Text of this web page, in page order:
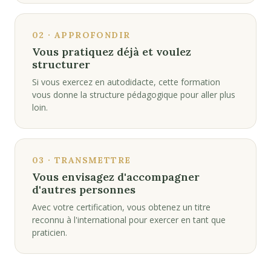
02 · APPROFONDIR
Vous pratiquez déjà et voulez
structurer
Si vous exercez en autodidacte, cette formation
vous donne la structure pédagogique pour aller plus
loin.
03 · TRANSMETTRE
Vous envisagez d'accompagner
d'autres personnes
Avec votre certification, vous obtenez un titre
reconnu à l'international pour exercer en tant que
praticien.